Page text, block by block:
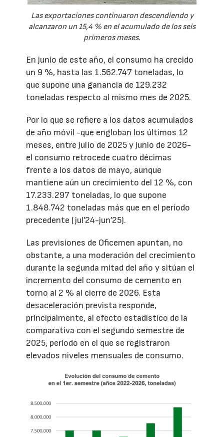
Las exportaciones continuaron descendiendo y
alcanzaron un 15,4 % en el acumulado de los seis
primeros meses.
En junio de este año, el consumo ha crecido
un 9 %, hasta las 1.562.747 toneladas, lo
que supone una ganancia de 129.232
toneladas respecto al mismo mes de 2025.
Por lo que se refiere a los datos acumulados
de año móvil -que engloban los últimos 12
meses, entre julio de 2025 y junio de 2026-
el consumo retrocede cuatro décimas
frente a los datos de mayo, aunque
mantiene aún un crecimiento del 12 %, con
17.233.297 toneladas, lo que supone
1.848.742 toneladas más que en el período
precedente (jul’24-jun’25).
Las previsiones de Oficemen apuntan, no
obstante, a una moderación del crecimiento
durante la segunda mitad del año y sitúan el
incremento del consumo de cemento en
torno al 2 % al cierre de 2026. Esta
desaceleración prevista responde,
principalmente, al efecto estadístico de la
comparativa con el segundo semestre de
2025, período en el que se registraron
elevados niveles mensuales de consumo.